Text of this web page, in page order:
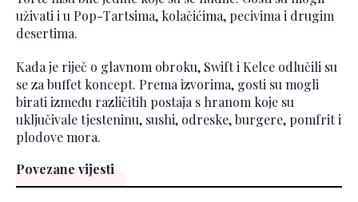
uživati i u Pop-Tartsima, kolačićima, pecivima i drugim
desertima.
Kada je riječ o glavnom obroku, Swift i Kelce odlučili su
se za buffet koncept. Prema izvorima, gosti su mogli
birati između različitih postaja s hranom koje su
uključivale tjesteninu, sushi, odreske, burgere, pomfrit i
plodove mora.
Povezane vijesti